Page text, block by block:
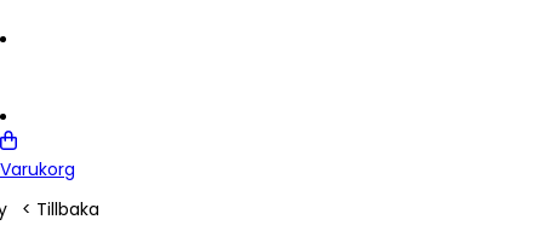
Varukorg
< Tillbaka